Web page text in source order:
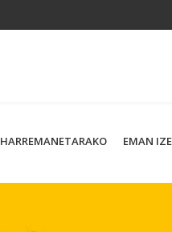
HARREMANETARAKO EMAN